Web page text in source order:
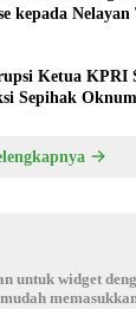
kepada Nelayan
Ketua KPRI
Sepihak
untuk widget